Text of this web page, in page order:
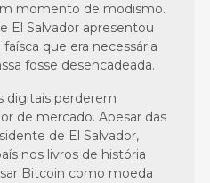
momento de modismo.
El Salvador apresentou
que era necessária
fosse desencadeada.
digitais perderem
de mercado. Apesar das
de El Salvador,
nos livros de história
Bitcoin como moeda